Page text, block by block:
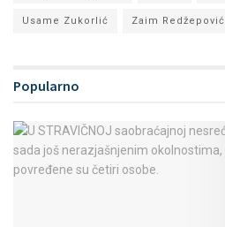
Usame Zukorlić Zaim Redžepović
Popularno